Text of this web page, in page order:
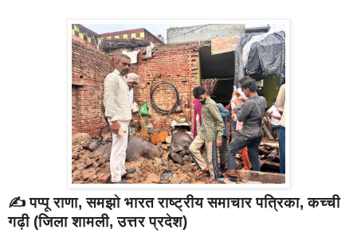
✍️ पप्पू राणा, समझो भारत राष्ट्रीय समाचार पत्रिका, कच्ची
गढ़ी (जिला शामली, उत्तर प्रदेश)